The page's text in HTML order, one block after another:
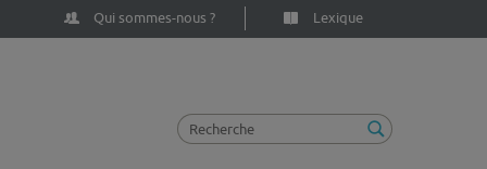
Lexique
Qui sommes-nous ?